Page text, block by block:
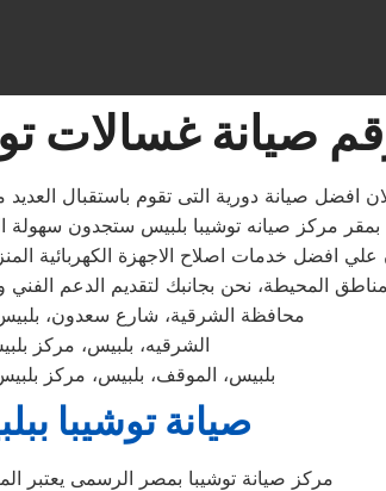
صيانة غسالات
افضل صيانة دورية التى تقوم باستقبال
محافظة الشرقية، شارع سعدون،
الشرقيه، بلبيس، مركز
بلبيس، الموقف، بلبيس، مركز
صيانة توشيبا
مركز صيانة توشيبا بمصر الرسمى يعتبر